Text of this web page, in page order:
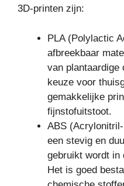
3D-printen zijn:
PLA (Polylactic
afbreekbaar
van plantaardige
keuze voor
gemakkelijke
fijnstofuitstoot.
ABS
een stevig en
gebruikt wordt in
Het is goed